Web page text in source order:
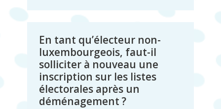
En tant qu’électeur non-
luxembourgeois, faut-il
solliciter à nouveau une
inscription sur les listes
électorales après un
déménagement ?